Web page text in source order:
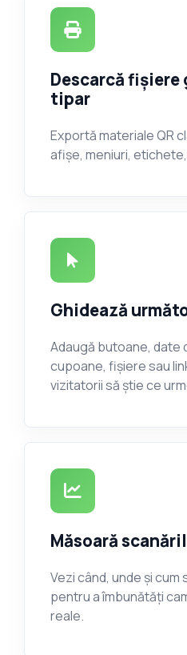
Descarcă
tipar
Exportă materiale QR
afișe, meniuri,
Ghidează
Adaugă butoane, date
cupoane, fișiere sau
vizitatorii să știe ce
Măsoară
Vezi când, unde și
pentru a îmbunătăți
reale.